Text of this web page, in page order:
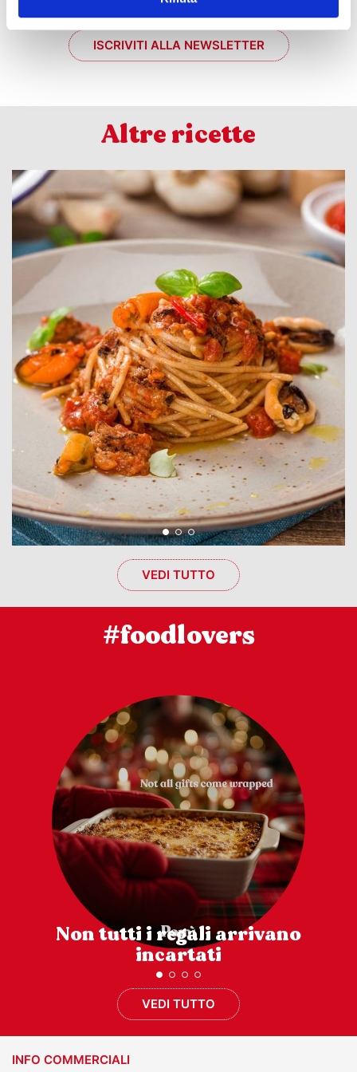
ISCRIVITI ALLA NEWSLETTER
Altre ricette
VEDI TUTTO
#foodlovers
Non tutti i regali arrivano
incartati
VEDI TUTTO
INFO COMMERCIALI